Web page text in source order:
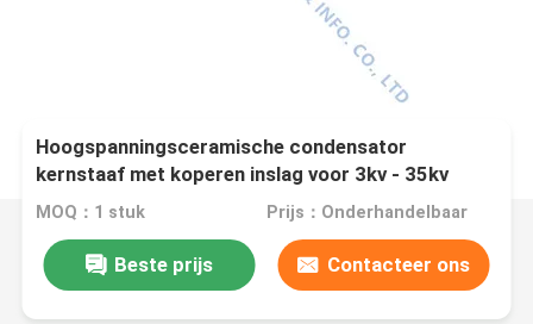
Hoogspanningsceramische condensator
kernstaaf met koperen inslag voor 3kv - 35kv
geladen display-apparaat sensoren
MOQ：1 stuk Prijs：Onderhandelbaar
Beste prijs Contacteer ons